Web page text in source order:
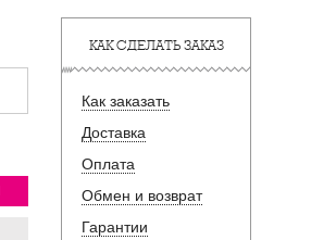
КАК СДЕЛАТЬ ЗАКАЗ
Как заказать
Доставка
Оплата
Обмен и возврат
Гарантии